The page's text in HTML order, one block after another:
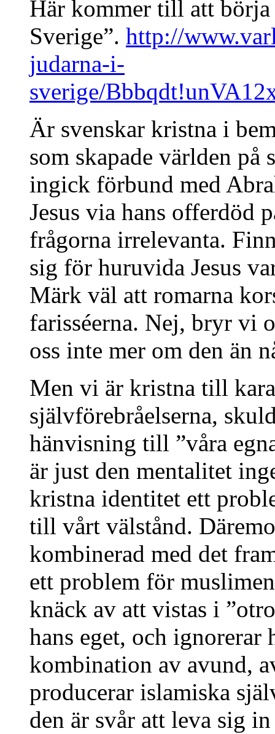
Här kommer till att
Sverige”. http://
judarna-i-
sverige/
Är svenskar kristna i
som skapade världen på
ingick förbund med
Jesus via hans offerdöd
frågorna irrelevanta.
sig för huruvida Jesus
Märk väl att romarna
farisséerna. Nej, bryr vi
oss inte mer om den än
Men vi är kristna till
självförebråelserna,
hänvisning till ”våra
är just den mentalitet
kristna identitet ett
till vårt välstånd.
kombinerad med det
ett problem för
knäck av att vistas i
hans eget, och
kombination av avund,
producerar islamiska
den är svår att leva sig